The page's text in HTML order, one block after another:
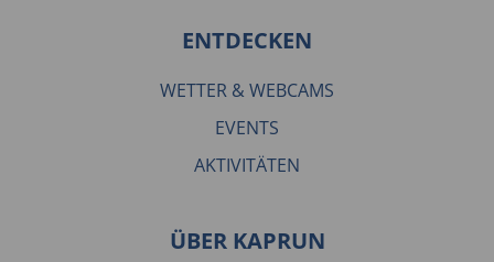
ENTDECKEN
WETTER & WEBCAMS
EVENTS
AKTIVITÄTEN
ÜBER KAPRUN